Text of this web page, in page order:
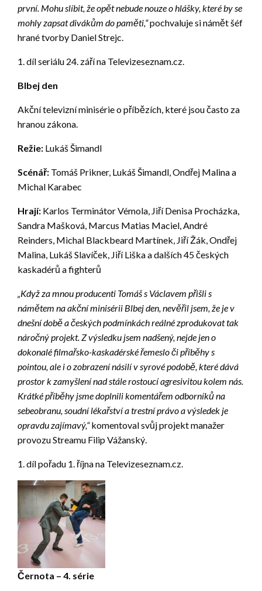
první. Mohu slíbit, že opět nebude nouze o hlášky, které by se
mohly zapsat divákům do paměti,“pochvaluje si námět šéf
hrané tvorby Daniel Strejc.
1. díl seriálu 24. září na Televizeseznam.cz.
Blbej den
Akční televizní minisérie o příbězích, které jsou často za
hranou zákona.
Režie: Lukáš Šimandl
Scénář: Tomáš Prikner, Lukáš Šimandl, Ondřej Malina a
Michal Karabec
Hrají: Karlos Terminátor Vémola, Jiří Denisa Procházka,
Sandra Mašková, Marcus Matias Maciel, André
Reinders, Michal Blackbeard Martínek, Jiří Žák, Ondřej
Malina, Lukáš Slavíček, Jiří Liška a dalších 45 českých
kaskadérů a fighterů
„Když za mnou producenti Tomáš s Václavem přišli s
námětem na akční minisérii Blbej den, nevěřil jsem, že je v
dnešní době a českých podmínkách reálné zprodukovat tak
náročný projekt. Z výsledku jsem nadšený, nejde jen o
dokonalé filmařsko-kaskadérské řemeslo či příběhy s
pointou, ale i o zobrazení násilí v syrové podobě, které dává
prostor k zamyšlení nad stále rostoucí agresivitou kolem nás.
Krátké příběhy jsme doplnili komentářem odborníků na
sebeobranu, soudní lékařství a trestní právo a výsledek je
opravdu zajímavý,“komentoval svůj projekt manažer
provozu Streamu Filip Vážanský.
1. díl pořadu 1. října na Televizeseznam.cz.
Černota – 4. série